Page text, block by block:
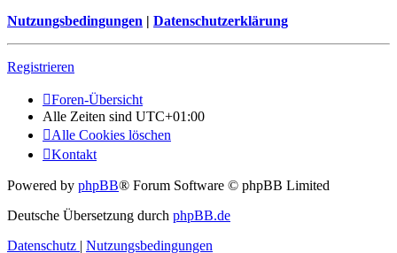
Nutzungsbedingungen | Datenschutzerklärung
Registrieren
Foren-Übersicht
Alle Zeiten sind UTC+01:00
Alle Cookies löschen
Kontakt
Powered by phpBB® Forum Software © phpBB Limited
Deutsche Übersetzung durch phpBB.de
Datenschutz | Nutzungsbedingungen